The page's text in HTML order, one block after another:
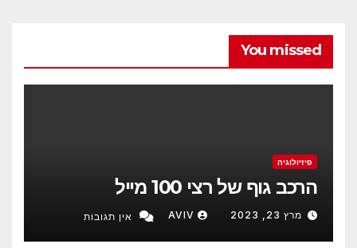
You missed
פיזיולוגיה
הרכב גוף של רצי 100 מייל
מרץ 23, 2023 AVIV אין תגובות